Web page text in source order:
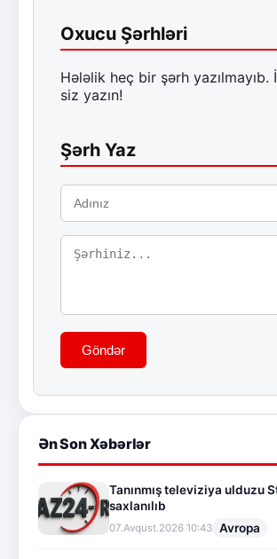
Oxucu Şərhləri
Hələlik heç bir şərh yazılmayıb.
siz yazın!
Şərh Yaz
Göndər
Ən Son Xəbərlər
Tanınmış televiziya ulduzu
saxlanılıb
07.Avqust.2026 10:43 Avropa